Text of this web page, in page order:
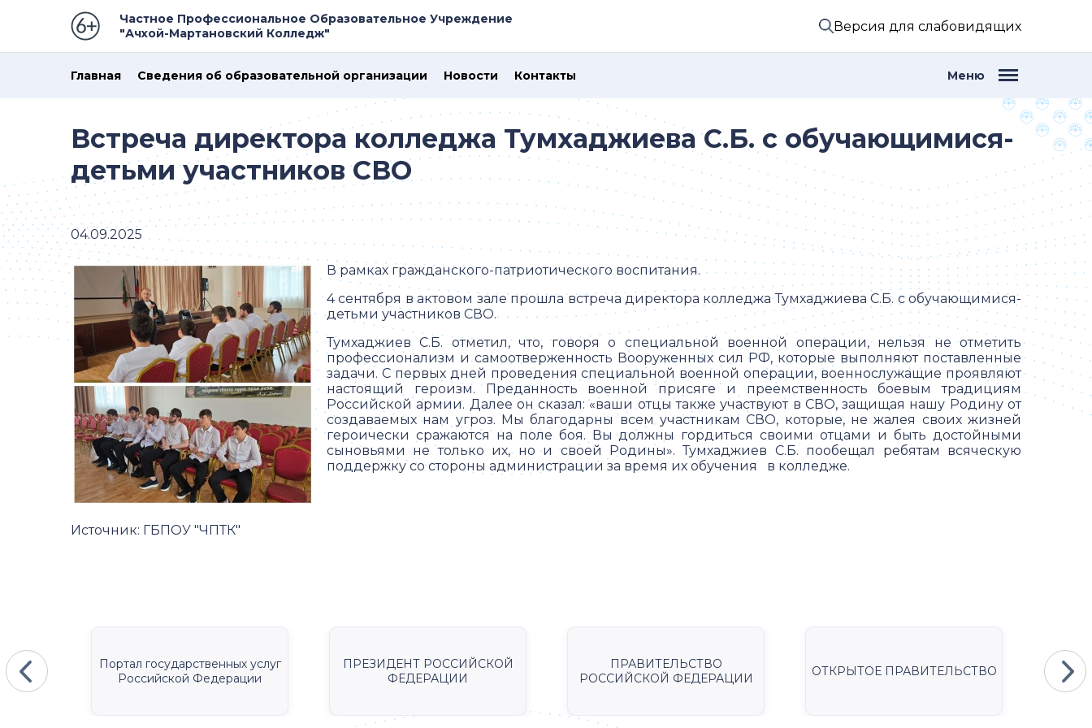
Частное Профессиональное Образовательное Учреждение
"Ачхой-Мартановский Колледж"
Версия для слабовидящих
Главная Сведения об образовательной организации Новости Контакты Меню
Встреча директора колледжа Тумхаджиева С.Б. с обучающимися-
детьми участников СВО
04.09.2025
В рамках гражданского-патриотического воспитания.
4 сентября в актовом зале прошла встреча директора колледжа Тумхаджиева С.Б. с обучающимися-
детьми участников СВО.
Тумхаджиев С.Б. отметил, что, говоря о специальной военной операции, нельзя не отметить
профессионализм и самоотверженность Вооруженных сил РФ, которые выполняют поставленные
задачи. С первых дней проведения специальной военной операции, военнослужащие проявляют
настоящий героизм. Преданность военной присяге и преемственность боевым традициям
Российской армии. Далее он сказал: «ваши отцы также участвуют в СВО, защищая нашу Родину от
создаваемых нам угроз. Мы благодарны всем участникам СВО, которые, не жалея своих жизней
героически сражаются на поле боя. Вы должны гордиться своими отцами и быть достойными
сыновьями не только их, но и своей Родины». Тумхаджиев С.Б. пообещал ребятам всяческую
поддержку со стороны администрации за время их обучения в колледже.
Источник: ГБПОУ "ЧПТК"
Портал государственных услуг
Российской Федерации
ПРЕЗИДЕНТ РОССИЙСКОЙ
ФЕДЕРАЦИИ
ПРАВИТЕЛЬСТВО
РОССИЙСКОЙ ФЕДЕРАЦИИ
ОТКРЫТОЕ ПРАВИТЕЛЬСТВО